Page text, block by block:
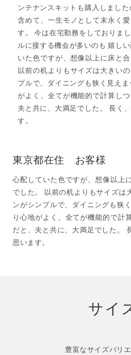
ンテナンスキットも購入しまし
含めて、一生モノとして末永く
す。 今は在宅勤務をしておりま
ルに接する機会が多いのも 嬉し
いた色ですが、想像以上に床と
以前の机よりもサイズは大きい
プルで、ダイニングも狭く見え
がよく、全てが機能的で計算し
夫と共に、大満足でした。 長く
す。
東京都在住 お客様
心配していた色ですが、想像以上
でした。 以前の机よりもサイズは
ンがシンプルで、ダイニングも狭
り心地がよく、全てが機能的で計
だと、夫と共に、大満足でした。
思います。
サイ
豊富なサイズバリ